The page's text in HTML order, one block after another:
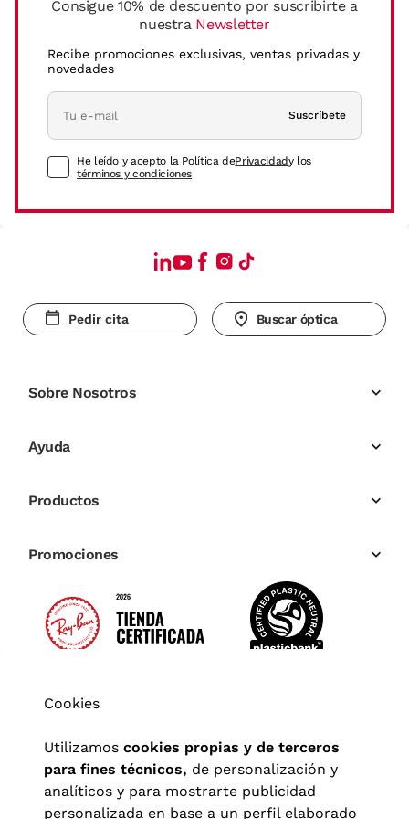
Consigue 10% de descuento por suscribirte a
nuestra Newsletter
Recibe promociones exclusivas, ventas privadas y
novedades
Suscríbete
He leído y acepto la Política dePrivacidady los
términos y condiciones
Pedir cita Buscar óptica
Sobre Nosotros
Ayuda
Productos
Promociones
Cookies
Utilizamos cookies propias y de terceros
para fines técnicos, de personalización y
analíticos y para mostrarte publicidad
personalizada en base a un perfil elaborado